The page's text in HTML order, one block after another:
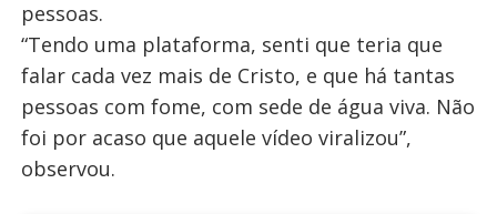
pessoas.
“Tendo uma plataforma, senti que teria que
falar cada vez mais de Cristo, e que há tantas
pessoas com fome, com sede de água viva. Não
foi por acaso que aquele vídeo viralizou”,
observou.